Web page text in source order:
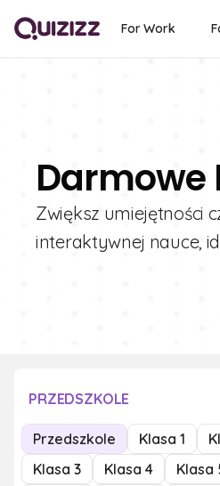
For Work
Darmowe
Zwiększ umiejętności
interaktywnej nauce,
PRZEDSZKOLE
Przedszkole Klasa 1
Klasa 3
Klasa 4 Klasa